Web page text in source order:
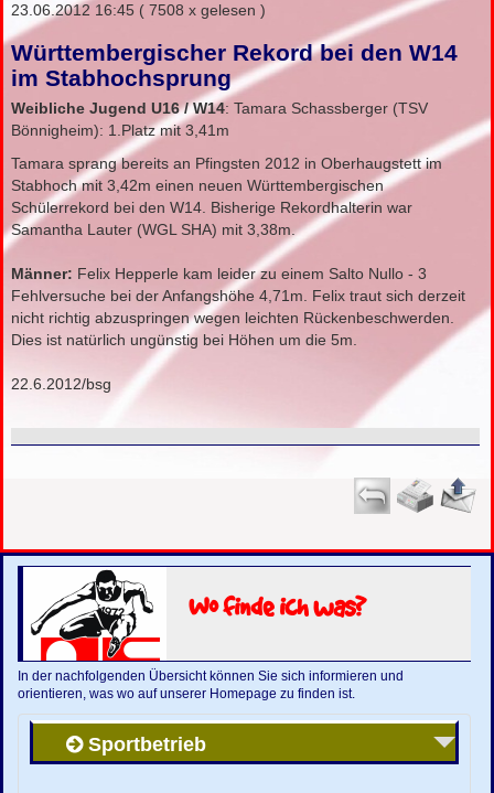
23.06.2012 16:45 ( 7508 x gelesen )
Württembergischer Rekord bei den W14
im Stabhochsprung
Weibliche Jugend U16 / W14: Tamara Schassberger (TSV
Bönnigheim): 1.Platz mit 3,41m
Tamara sprang bereits an Pfingsten 2012 in Oberhaugstett im
Stabhoch mit 3,42m einen neuen Württembergischen
Schülerrekord bei den W14. Bisherige Rekordhalterin war
Samantha Lauter (WGL SHA) mit 3,38m.
Männer: Felix Hepperle kam leider zu einem Salto Nullo - 3
Fehlversuche bei der Anfangshöhe 4,71m. Felix traut sich derzeit
nicht richtig abzuspringen wegen leichten Rückenbeschwerden.
Dies ist natürlich ungünstig bei Höhen um die 5m.
22.6.2012/bsg
Wo finde ich was?
In der nachfolgenden Übersicht können Sie sich informieren und
orientieren, was wo auf unserer Homepage zu finden ist.
Sportbetrieb